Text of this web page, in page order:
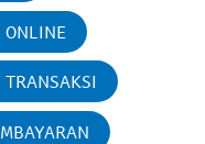
ONLINE